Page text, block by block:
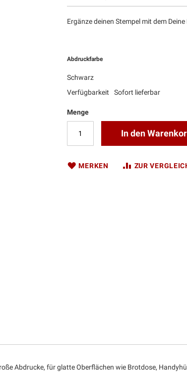
Ergänze deinen Stempel mit dem
Abdruckfarbe
Schwarz
Verfügbarkeit
Sofort lieferbar
Menge
In den
MERKEN ZUR
Abdrucke, für glatte Oberflächen wie Brotdose,